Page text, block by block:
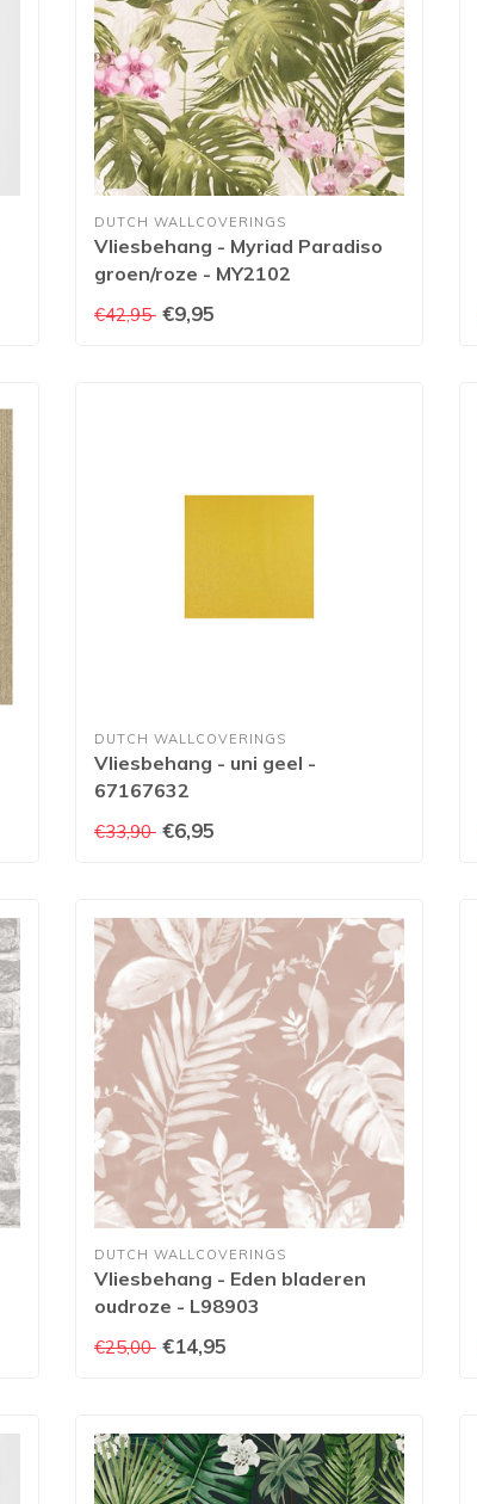
DUTCH WALLCOVERINGS
Vliesbehang - Myriad Paradiso
groen/roze - MY2102
€42,95 €9,95
DUTCH WALLCOVERINGS
Vliesbehang - uni geel -
67167632
€33,90 €6,95
DUTCH WALLCOVERINGS
Vliesbehang - Eden bladeren
oudroze - L98903
€25,00 €14,95